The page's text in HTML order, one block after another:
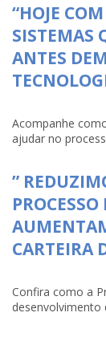
“HOJE
SISTEMAS
ANTES
Acompanhe
ajudar no
”
CARTEIRA
Confira como a
desenvolvimento